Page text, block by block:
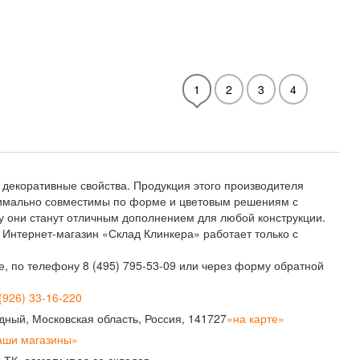
1 2 3 4
свойства. Продукция этого производителя
совместимы по форме и цветовым решениям с
станут отличным дополнением для любой конструкции.
магазин «Склад Клинкера» работает только с
по телефону 8 (495) 795-53-09 или через форму обратной
33-16-220
Московская область, Россия, 141727«на карте»
магазины»